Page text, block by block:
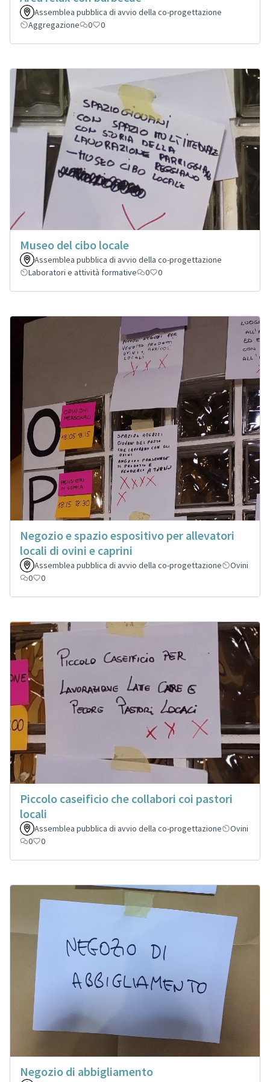
Assemblea pubblica di avvio della co-progettazione
Aggregazione
0 0
Museo del cibo locale
Assemblea pubblica di avvio della co-progettazione
Laboratori e attività formative
0 0
Negozio e spazio espositivo per allevatori
locali di ovini e caprini
Assemblea pubblica di avvio della co-progettazione
Ovini
0
0
Piccolo caseificio che collabori coi pastori
locali
Assemblea pubblica di avvio della co-progettazione
Ovini
0
0
Negozio di abbigliamento